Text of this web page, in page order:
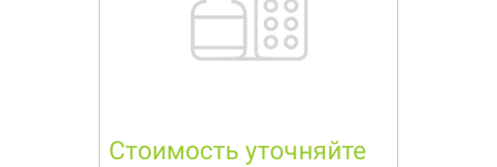
Стоимость уточняйте